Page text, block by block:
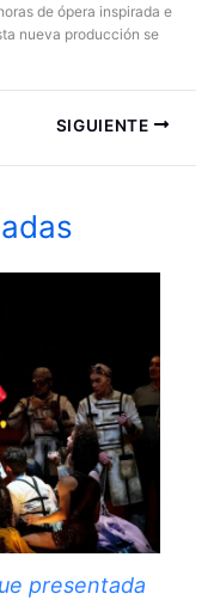
de ópera inspirada e
nueva producción se
SIGUIENTE
presentada